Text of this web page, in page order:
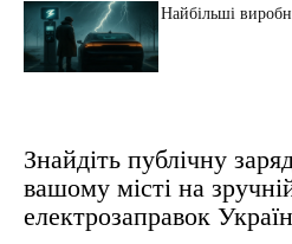
Найбільші
Знайдіть публічну
вашому місті на
електрозаправок